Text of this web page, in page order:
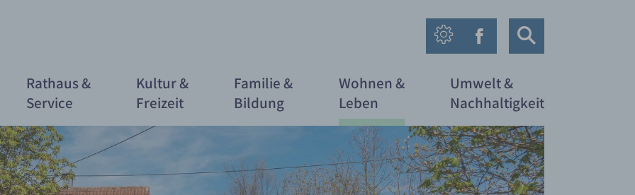
Rathaus &
Service
Kultur &
Freizeit
Familie &
Bildung
Wohnen &
Leben
Umwelt &
Nachhaltigkeit